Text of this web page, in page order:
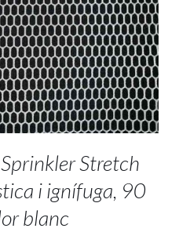
/ DETAILS
Stretch
i ignífuga, 90
blanc